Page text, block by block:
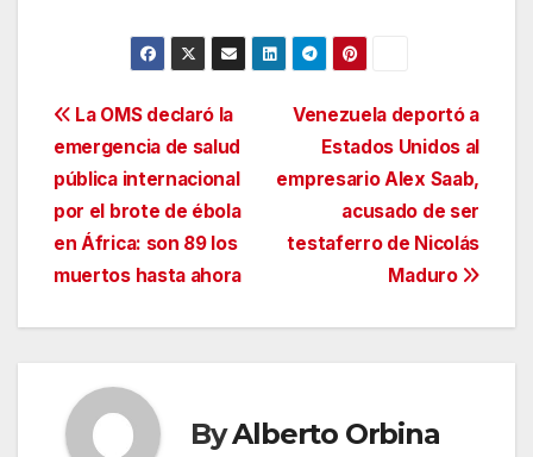
Navegación
de
entradas
Venezuela deportó a
Estados Unidos al
empresario Alex Saab,
acusado de ser
testaferro de Nicolás
Maduro
La OMS declaró la
emergencia de salud
pública internacional
por el brote de ébola
en África: son 89 los
muertos hasta ahora
ByAlberto Orbina